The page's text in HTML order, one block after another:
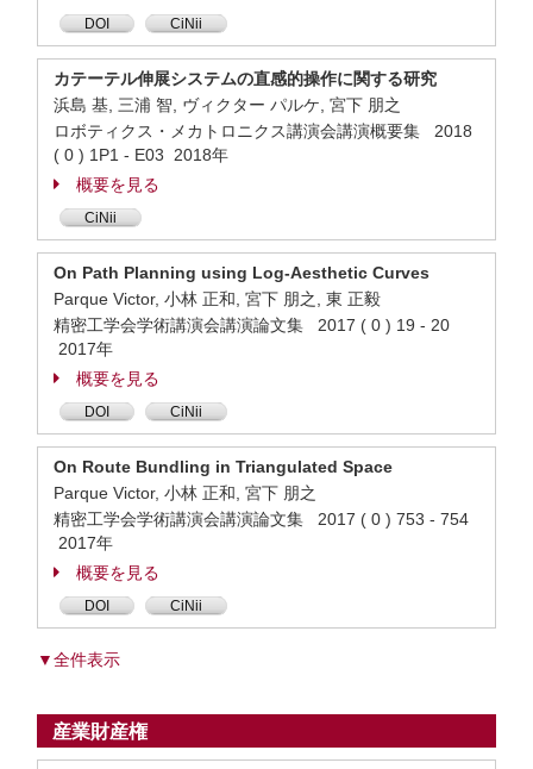
DOI CiNii
カテーテル伸展システムの直感的操作に関する研究
浜島 基, 三浦 智, ヴィクター パルケ, 宮下 朋之
ロボティクス・メカトロニクス講演会講演概要集 2018
( 0 ) 1P1 - E03 2018年
概要を見る
CiNii
On Path Planning using Log-Aesthetic Curves
Parque Victor, 小林 正和, 宮下 朋之, 東 正毅
精密工学会学術講演会講演論文集 2017 ( 0 ) 19 - 20
2017年
概要を見る
DOI CiNii
On Route Bundling in Triangulated Space
Parque Victor, 小林 正和, 宮下 朋之
精密工学会学術講演会講演論文集 2017 ( 0 ) 753 - 754
2017年
概要を見る
DOI CiNii
▼全件表示
産業財産権